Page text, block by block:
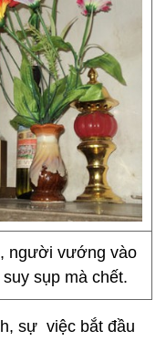
người vướng vào
sụp mà chết.
sự việc bắt đầu